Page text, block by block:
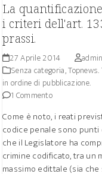
La
i criteri dell'art.
prassi.
27 Aprile 2014
admin
Senza categoria,
in ordine di pubblicazione.
1 Commento
Come è noto, i reati
codice penale sono punti
che il Legislatore ha
crimine codificato, tra un
massimo edittale (sia